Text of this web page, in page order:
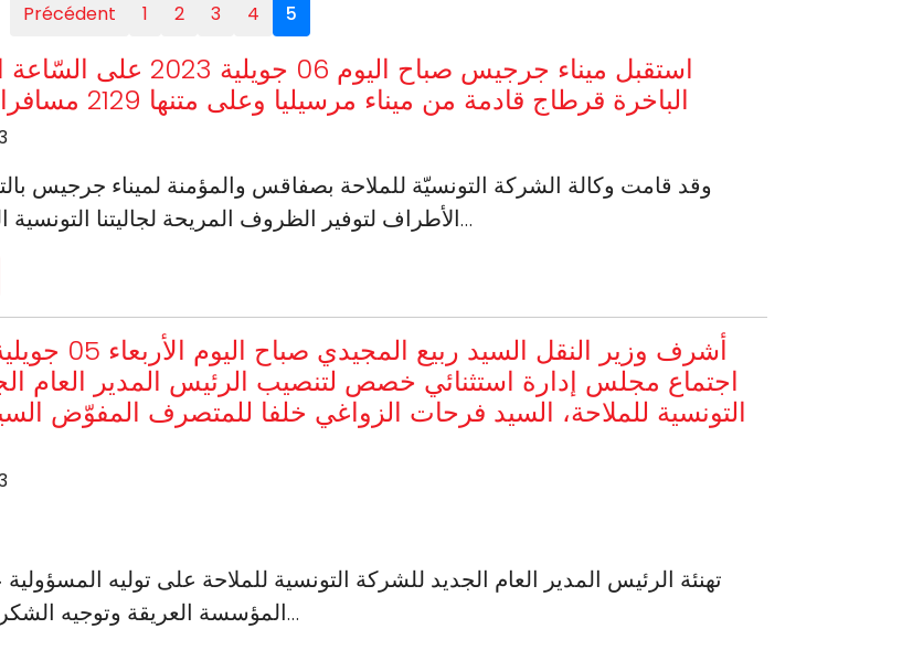
Précédent 1 2 3 4 5
استقبل ميناء جرجيس صباح اليوم 06
الباخرة قرطاج قادمة من ميناء مرسيليا وعلى متنها 2129 مسافرا و617 سيّارة
وقد قامت وكالة الشركة التونسيّة للملاحة بصفاقس والمؤمنة لميناء جرجيس
الأطراف لتوفير الظروف المريحة لجاليتنا التونسية المقيمة بالخارج…
اجتماع مجلس إدارة استثنائي خصص لتنصيب الرئيس المدير العام
التونسية للملاحة، السيد فرحات الزواغي خلفا للمتصرف المفوّض
المؤسسة العريقة وتوجيه الشكر إلى المتصرف…